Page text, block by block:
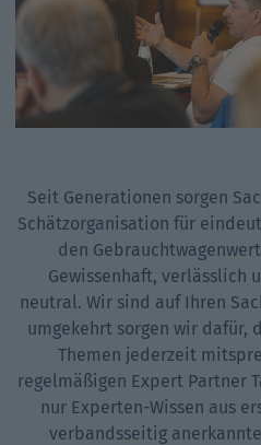
Seit Generationen sorgen
Schätzorganisation für
den
Gewissenhaft, verlässlich
neutral. Wir sind auf Ihren
umgekehrt sorgen wir dafür,
Themen jederzeit
regelmäßigen Expert Partner
nur Experten-Wissen aus
verbandsseitig